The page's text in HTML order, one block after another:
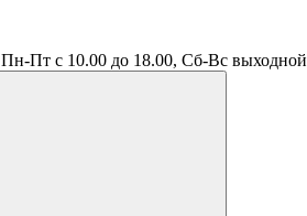
Пн-Пт с 10.00 до 18.00, Сб-Вс выходной